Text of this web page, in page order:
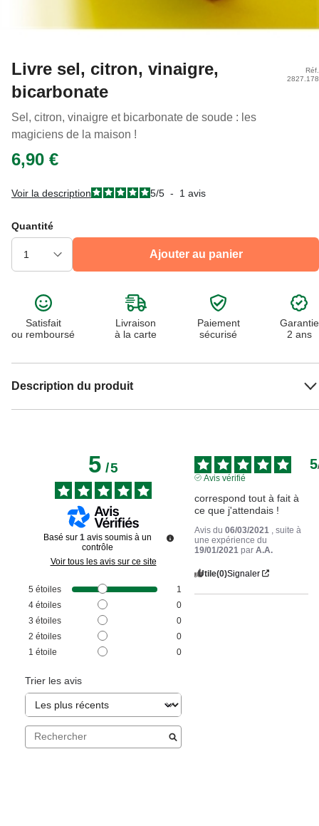
Livre sel, citron, vinaigre,
bicarbonate
Sel, citron, vinaigre et bicarbonate de soude : les
magiciens de la maison !
Réf.
2827.178
6,90 €
Voir la description 5/5 - 1 avis
Quantité
Ajouter au panier
Satisfait
ou remboursé
Livraison
à la carte
Paiement
sécurisé
Garantie
2 ans
Description du produit
5/5
Basé sur 1 avis soumis à un
contrôle
Voir tous les avis sur ce site
5 étoiles
1
4 étoiles
0
3 étoiles
0
2 étoiles
0
1 étoile 0
Trier les avis
5
Avis vérifié
correspond tout à fait à
ce que j'attendais !
Avis du06/03/2021
, suite à
une expérience du
19/01/2021 parA.A.
Utile(0)Signaler